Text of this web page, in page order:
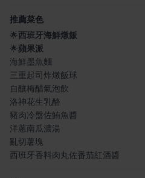
推薦菜色
🌟西班牙海鮮燉飯
🌟蘋果派
海鮮墨魚麵
三重起司炸燉飯球
自釀梅醋氣泡飲
洛神花生乳酪
豬肉冷盤佐鮪魚醬
洋蔥南瓜濃湯
亂切薯塊
西班牙香料肉丸佐番茄紅酒醬